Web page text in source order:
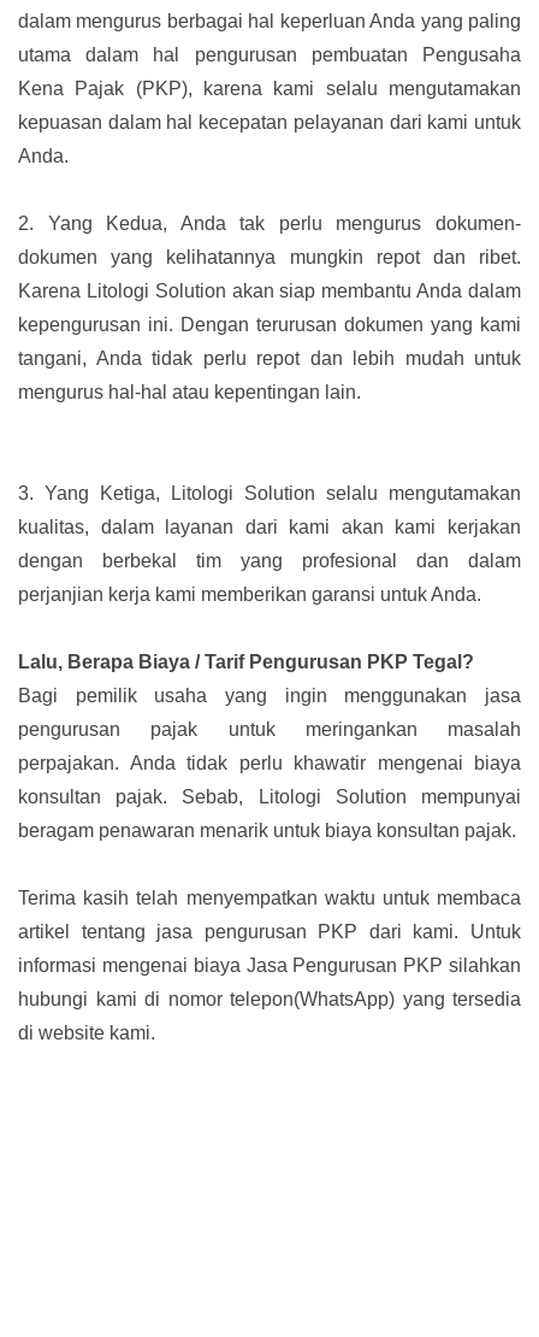
dalam mengurus berbagai hal keperluan Anda yang paling
utama dalam hal pengurusan pembuatan Pengusaha
Kena Pajak (PKP), karena kami selalu mengutamakan
kepuasan dalam hal kecepatan pelayanan dari kami untuk
Anda.
2.
Yang Kedua, Anda tak perlu mengurus dokumen-
dokumen yang kelihatannya mungkin repot dan ribet.
Karena Litologi Solution akan siap membantu Anda dalam
kepengurusan ini. Dengan terurusan dokumen yang kami
tangani, Anda tidak perlu repot dan lebih mudah untuk
mengurus hal-hal atau kepentingan lain.
3. Yang Ketiga, Litologi Solution selalu mengutamakan
kualitas, dalam layanan dari kami akan kami kerjakan
dengan berbekal tim yang profesional dan dalam
perjanjian kerja kami memberikan garansi untuk Anda.
Lalu, Berapa Biaya / Tarif Pengurusan PKP Tegal?
Bagi pemilik usaha yang ingin menggunakan jasa
pengurusan pajak untuk meringankan masalah
perpajakan. Anda tidak perlu khawatir mengenai biaya
konsultan pajak. Sebab, Litologi Solution mempunyai
beragam penawaran menarik untuk biaya konsultan pajak.
Terima kasih telah menyempatkan waktu untuk membaca
artikel tentang jasa pengurusan PKP dari kami. Untuk
informasi mengenai biaya Jasa Pengurusan PKP silahkan
hubungi kami di nomor telepon(WhatsApp) yang tersedia
di website kami.